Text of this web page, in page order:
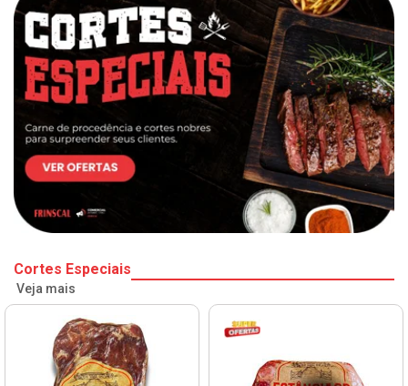
Cortes Especiais
Veja mais